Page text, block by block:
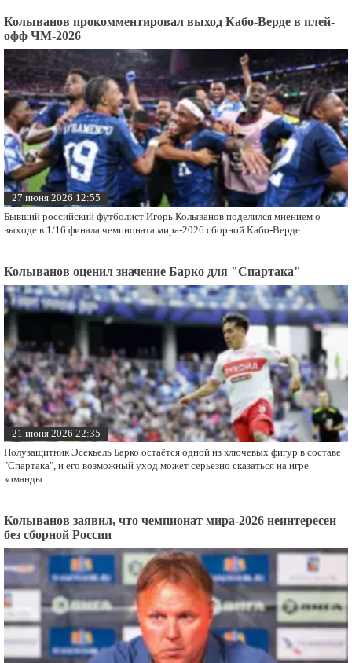
Колыванов прокомментировал выход Кабо-Верде в плей-
офф ЧМ-2026
27 июня 2026 12:55
Бывший российский футболист Игорь Колыванов поделился мнением о
выходе в 1/16 финала чемпионата мира-2026 сборной Кабо-Верде.
Колыванов оценил значение Барко для "Спартака"
21 июня 2026 22:35
Полузащитник Эсекьель Барко остаётся одной из ключевых фигур в составе
"Спартака", и его возможный уход может серьёзно сказаться на игре
команды.
Колыванов заявил, что чемпионат мира-2026 неинтересен
без сборной России